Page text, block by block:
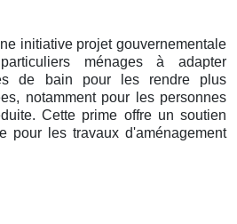
initiative projet gouvernementale
ménages à adapter
de bain pour les rendre plus
notamment pour les personnes
Cette prime offre un soutien
pour les travaux d'aménagement